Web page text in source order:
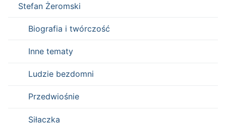
Stefan Żeromski
Biografia i twórczość
Inne tematy
Ludzie bezdomni
Przedwiośnie
Siłaczka